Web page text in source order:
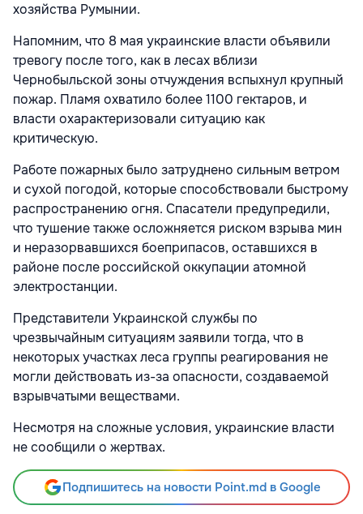
хозяйства Румынии.
Напомним, что 8 мая украинские власти объявили
тревогу после того, как в лесах вблизи
Чернобыльской зоны отчуждения вспыхнул крупный
пожар. Пламя охватило более 1100 гектаров, и
власти охарактеризовали ситуацию как
критическую.
Работе пожарных было затруднено сильным ветром
и сухой погодой, которые способствовали быстрому
распространению огня. Спасатели предупредили,
что тушение также осложняется риском взрыва мин
и неразорвавшихся боеприпасов, оставшихся в
районе после российской оккупации атомной
электростанции.
Представители Украинской службы по
чрезвычайным ситуациям заявили тогда, что в
некоторых участках леса группы реагирования не
могли действовать из-за опасности, создаваемой
взрывчатыми веществами.
Несмотря на сложные условия, украинские власти
не сообщили о жертвах.
Подпишитесь на новости Point.md в Google